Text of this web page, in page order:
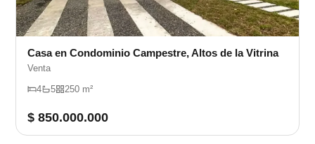
Casa en Condominio Campestre, Altos de la Vitrina
Venta
4 5 250 m²
$ 850.000.000